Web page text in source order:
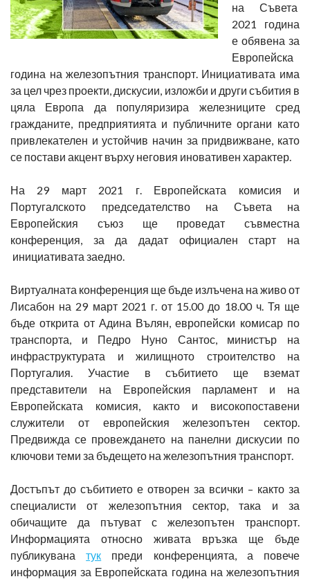
на Съвета
2021 година
е обявена за
Европейска
година на железопътния транспорт. Инициативата има
за цел чрез проекти, дискусии, изложби и други събития в
цяла Европа да популяризира железниците сред
гражданите, предприятията и публичните органи като
привлекателен и устойчив начин за придвижване, като
се постави акцент върху неговия иновативен характер.
На 29 март 2021 г. Европейската комисия и
Португалското председателство на Съвета на
Европейския съюз ще проведат съвместна
конференция, за да дадат официален старт на
инициативата заедно.
Виртуалната конференция ще бъде излъчена на живо от
Лисабон на 29 март 2021 г. от 15.00 до 18.00 ч. Тя ще
бъде открита от Адина Вълян, европейски комисар по
транспорта, и Педро Нуно Сантос, министър на
инфраструктурата и жилищното строителство на
Португалия. Участие в събитието ще вземат
представители на Европейския парламент и на
Европейската комисия, както и високопоставени
служители от европейския железопътен сектор.
Предвижда се провеждането на панелни дискусии по
ключови теми за бъдещето на железопътния транспорт.
Достъпът до събитието е отворен за всички – както за
специалисти от железопътния сектор, така и за
обичащите да пътуват с железопътен транспорт.
Информацията относно живата връзка ще бъде
публикуванатук преди конференцията, а повече
информация за Европейската година на железопътния